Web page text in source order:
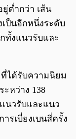
ต่ำกว่า เส้น
เป็นอีกหนึ่งระดับ
ทั้งแนวรับและ
ที่ได้รับความนิยม
หว่าง 138
นวรับและแนว
รเบี่ยงเบนสี่ครั้ง